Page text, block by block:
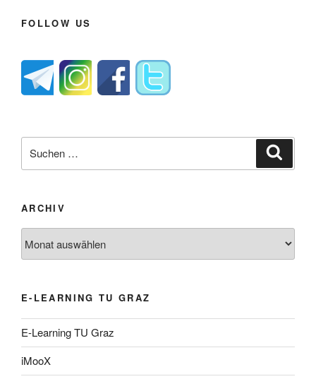
FOLLOW US
nach:
ARCHIV
E-LEARNING TU GRAZ
E-Learning TU Graz
iMooX